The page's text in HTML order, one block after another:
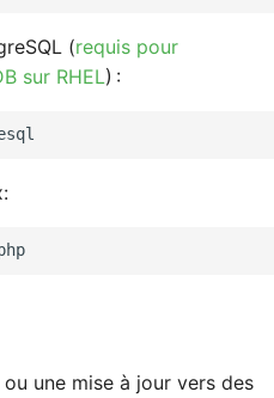
(requis pour
sur RHEL) :
une mise à jour vers des